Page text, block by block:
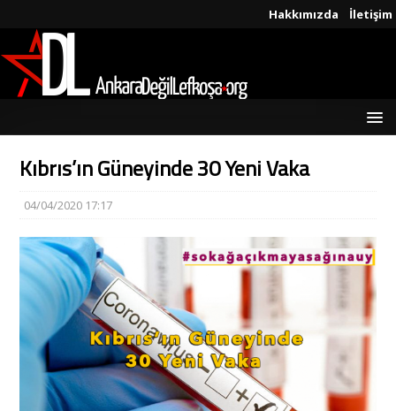
Hakkımızda İletişim
Kıbrıs’ın Güneyinde 30 Yeni Vaka
04/04/2020 17:17